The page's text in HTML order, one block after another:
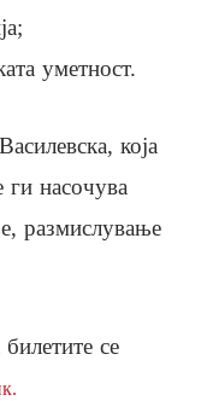
уметност.
која
ги насочува
размислување
се